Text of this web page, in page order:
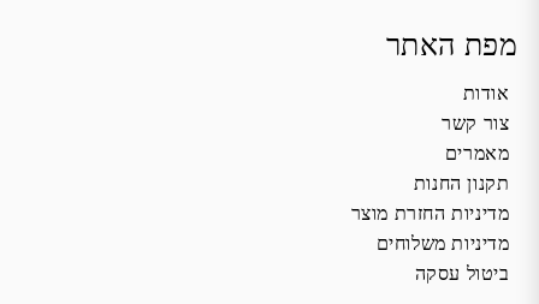
מפת האתר
אודות
צור קשר
מאמרים
תקנון החנות
מדיניות החזרת מוצר
מדיניות משלוחים
ביטול עסקה